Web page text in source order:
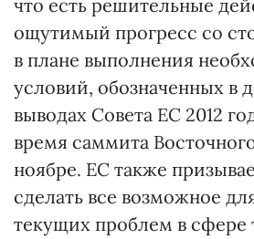
что есть решительные
ощутимый прогресс со
в плане выполнения
условий, обозначенных в
выводах Совета ЕС 2012
время саммита
ноябре. ЕС также
сделать все возможное
текущих проблем в сфере